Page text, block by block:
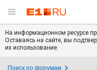
На информационном ресурсе
Оставаясь на сайте, вы
их использование.
Поиск по форумам